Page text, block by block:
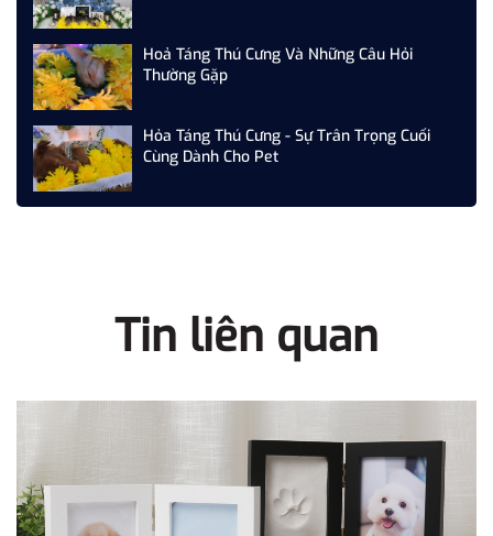
Hoả Táng Thú Cưng Và Những Câu Hỏi
Thường Gặp
Hỏa Táng Thú Cưng - Sự Trân Trọng Cuối
Cùng Dành Cho Pet
Tin liên quan